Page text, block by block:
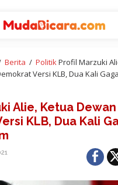
Berita / PolitikProfil Marzuki
Versi KLB, Dua Kali
Alie, Ketua
KLB, Dua Kali